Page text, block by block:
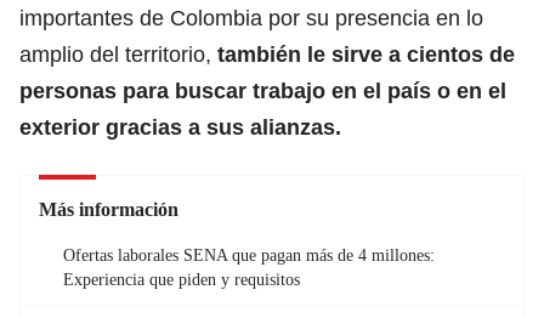
importantes de Colombia por su presencia en lo
amplio del territorio, también le sirve a cientos de
personas para buscar trabajo en el país o en el
exterior gracias a sus alianzas.
Más información
Ofertas laborales SENA que pagan más de 4 millones:
Experiencia que piden y requisitos